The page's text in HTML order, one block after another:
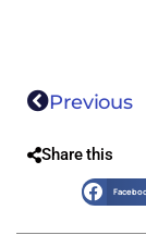
Previous
Share this